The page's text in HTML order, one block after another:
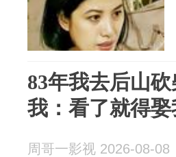
83年我去后山
我：看了就得娶
周哥一影视 2026-08-08